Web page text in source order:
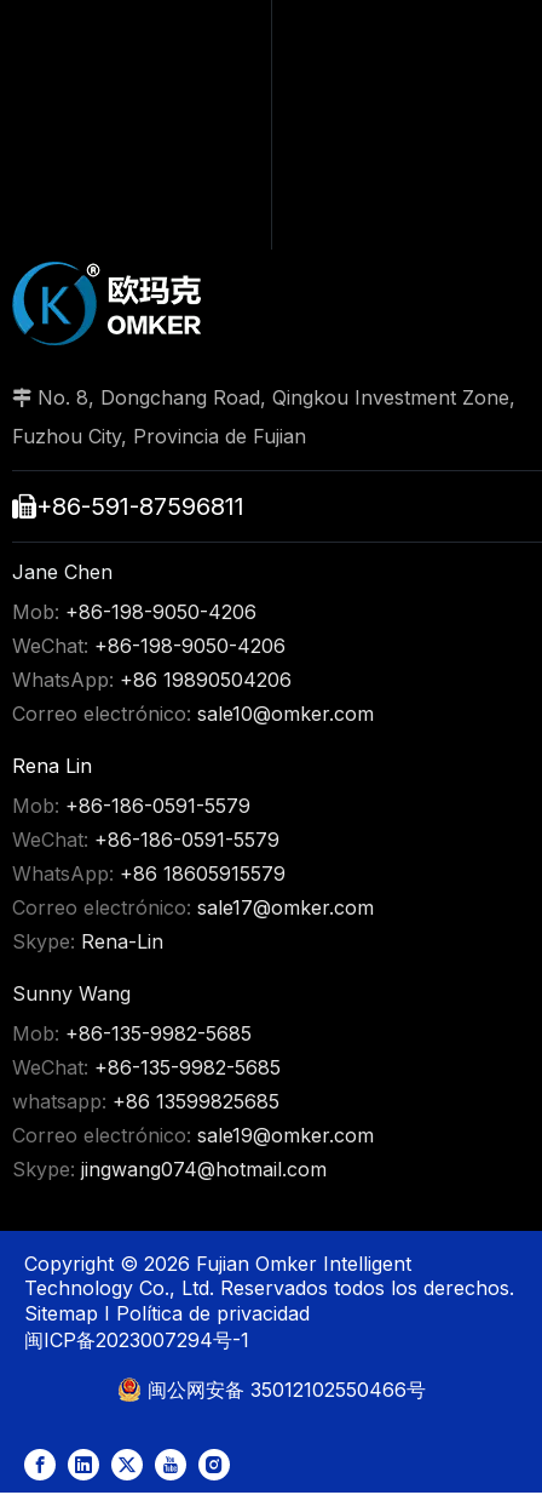
 No. 8, Dongchang Road, Qingkou Investment Zone,
Fuzhou City, Provincia de Fujian
+86-591-87596811
Jane Chen
Mob: +86-198-9050-4206
WeChat: +86-198-9050-4206
WhatsApp: +86 19890504206
Correo electrónico: sale10@omker.com
Rena Lin
Mob: +86-186-0591-5579
WeChat: +86-186-0591-5579
WhatsApp: +86 18605915579
Correo electrónico: sale17@omker.com
Skype: Rena-Lin
Sunny Wang
Mob: +86-135-9982-5685
WeChat: +86-135-9982-5685
whatsapp: +86 13599825685
Correo electrónico: sale19@omker.com
Skype: jingwang074@hotmail.com
Copyright © 2026 Fujian Omker Intelligent
Technology Co., Ltd. Reservados todos los derechos.
Sitemap I Política de privacidad
闽ICP备2023007294号-1
闽公网安备 35012102550466号